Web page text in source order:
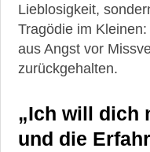
Lieblosigkeit,
Tragödie im
aus Angst vor
zurückgehalten.
„Ich will dich
und die